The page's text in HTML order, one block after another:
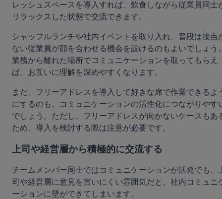
レッシュスペースを導入すれば、飲食しながら従業員同士
リラックスした状態で交流できます。
シャッフルランチや社内イベントを取り入れ、普段は接点
ない従業員が顔を合わせる機会を設けるのもよいでしょう
業務から離れた場所でコミュニケーションを取ってもらえ
ば、お互いに理解を深めやすくなります。
また、フリーアドレスを導入して好きな席で作業できるよ
にするのも、コミュニケーションの活性化につながりやす
でしょう。ただし、フリーアドレスが向かないケースもあ
ため、導入を検討する際は注意が必要です。
上司や経営層から積極的に交流する
チームメンバー同士ではコミュニケーションが活発でも、
司や経営層に意見を言いにくい雰囲気だと、社内コミュニ
ーションに壁ができてしまいます。